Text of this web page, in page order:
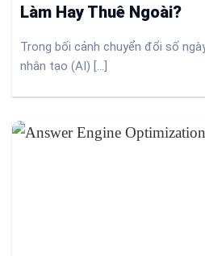
Làm Hay Thuê Ngoài?
Trong bối cảnh chuyển đổi số
nhân tạo (AI) [...]